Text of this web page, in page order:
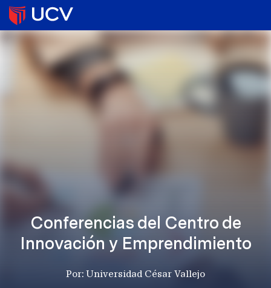
Conferencias del Centro de
Innovación y Emprendimiento
Por: Universidad César Vallejo